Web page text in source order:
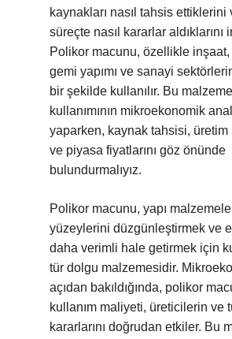
kaynakları nasıl tahsis ettiklerini
süreçte nasıl kararlar aldıklarını
Polikor macunu, özellikle inşaat,
gemi yapımı ve sanayi
bir şekilde kullanılır. Bu
kullanımının mikroekonomik
yaparken, kaynak tahsisi, üretim
ve piyasa fiyatlarını göz önünde
bulundurmalıyız.
Polikor macunu, yapı
yüzeylerini düzgünleştirmek ve
daha verimli hale getirmek için
tür dolgu malzemesidir.
açıdan bakıldığında, polikor
kullanım maliyeti, üreticilerin ve
kararlarını doğrudan etkiler. Bu